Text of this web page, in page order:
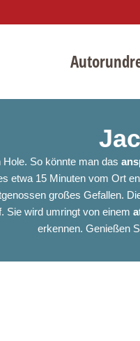
So könnte man das
etwa 15 Minuten vom Ort
großes Gefallen.
Sie wird umringt von einem
erkennen. Genießen